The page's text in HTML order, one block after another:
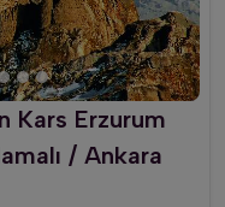
Kars Erzurum
/ Ankara